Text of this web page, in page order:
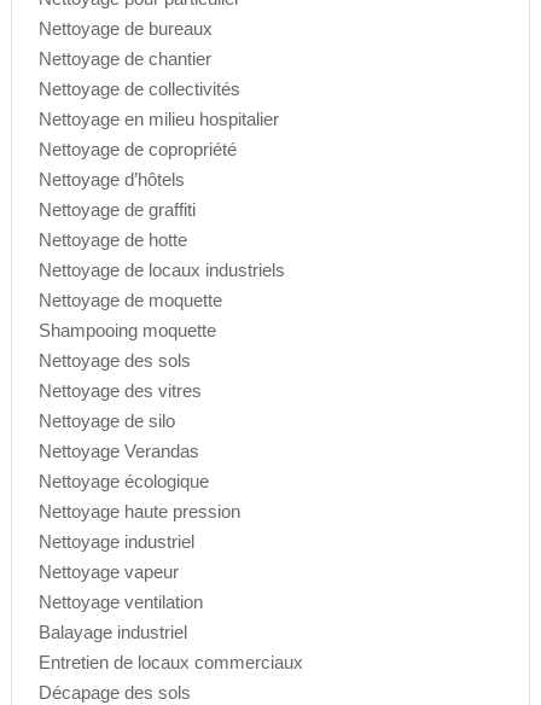
Nettoyage de bureaux
Nettoyage de chantier
Nettoyage de collectivités
Nettoyage en milieu hospitalier
Nettoyage de copropriété
Nettoyage d’hôtels
Nettoyage de graffiti
Nettoyage de hotte
Nettoyage de locaux industriels
Nettoyage de moquette
Shampooing moquette
Nettoyage des sols
Nettoyage des vitres
Nettoyage de silo
Nettoyage Verandas
Nettoyage écologique
Nettoyage haute pression
Nettoyage industriel
Nettoyage vapeur
Nettoyage ventilation
Balayage industriel
Entretien de locaux commerciaux
Décapage des sols